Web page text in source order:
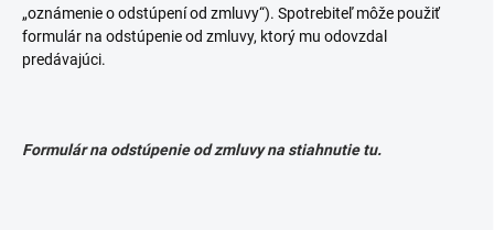
„oznámenie o odstúpení od zmluvy“). Spotrebiteľ môže použiť
formulár na odstúpenie od zmluvy, ktorý mu odovzdal
predávajúci.
Formulár na odstúpenie od zmluvy na stiahnutie tu.